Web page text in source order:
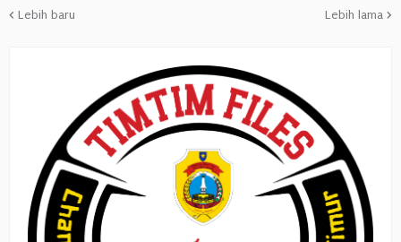
Lebih baru Lebih lama